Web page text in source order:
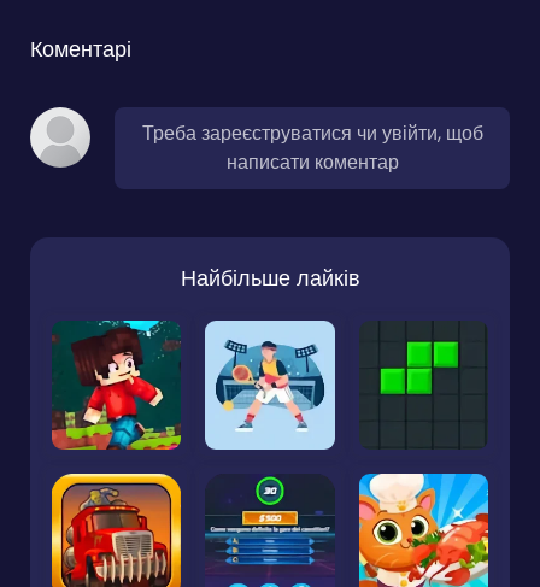
Коментарі
Треба зареєструватися чи увійти, щоб
написати коментар
Найбільше лайків